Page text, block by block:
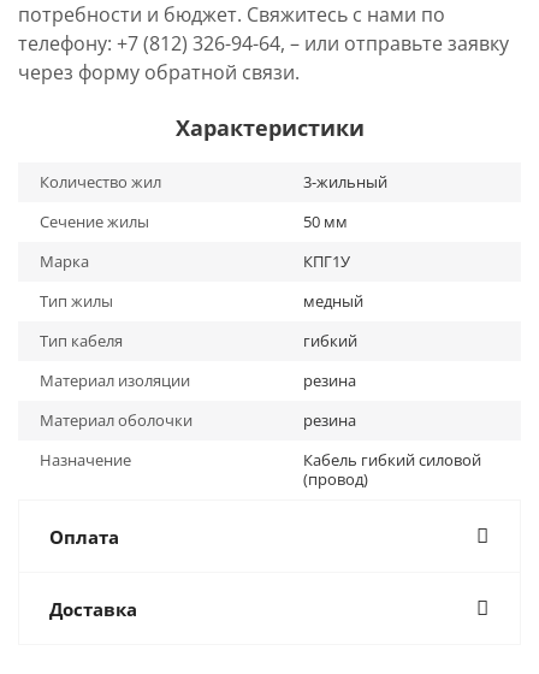
потребности и бюджет. Свяжитесь с нами по
телефону: +7 (812) 326-94-64, – или отправьте заявку
через форму обратной связи.
Характеристики
Количество жил
3-жильный
Сечение жилы
50 мм
Марка
КПГ1У
Тип жилы
медный
Тип кабеля
гибкий
Материал изоляции
резина
Материал оболочки
резина
Назначение
Кабель гибкий силовой
(провод)
Оплата
Доставка